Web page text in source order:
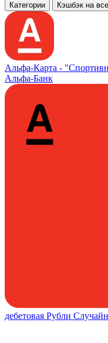
Категории Кэшбэк на все
Альфа‑Карта -
Альфа-Банк
дебетовая Рубли